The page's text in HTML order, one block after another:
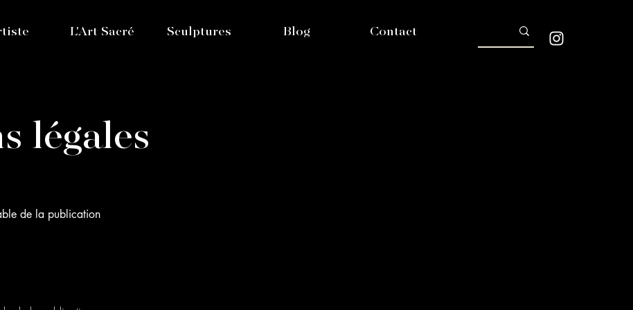
L'Art Sacré Sculptures Blog Contact
légales
de la publication